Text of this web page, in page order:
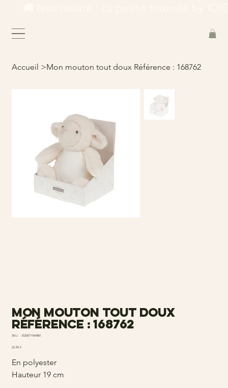
Accueil >Mon mouton tout doux Référence : 168762
Mon mouton tout doux
Référence : 168762
SKU :
SKU
3520071964881
Prix
22,90 €
En polyester
Hauteur 19 cm